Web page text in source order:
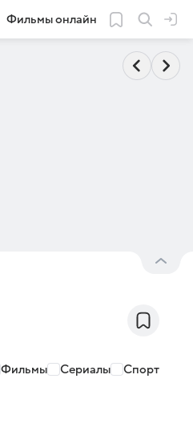
Фильмы онлайн
Фильмы Сериалы Спорт